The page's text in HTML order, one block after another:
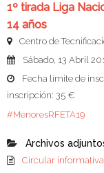
1º tirada Liga
14 años
Centro de
Sábado, 13 Abril
Fecha límite de
inscripción: 35 €
#MenoresRFETA19
Archivos
Circular informativa